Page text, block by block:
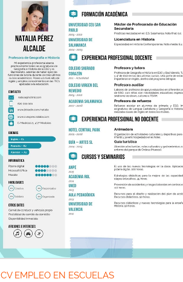
CV EMPLEO EN ESCUELAS